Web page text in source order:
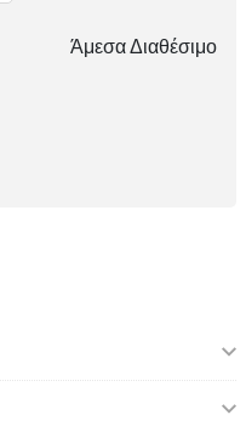
Άμεσα Διαθέσιμο